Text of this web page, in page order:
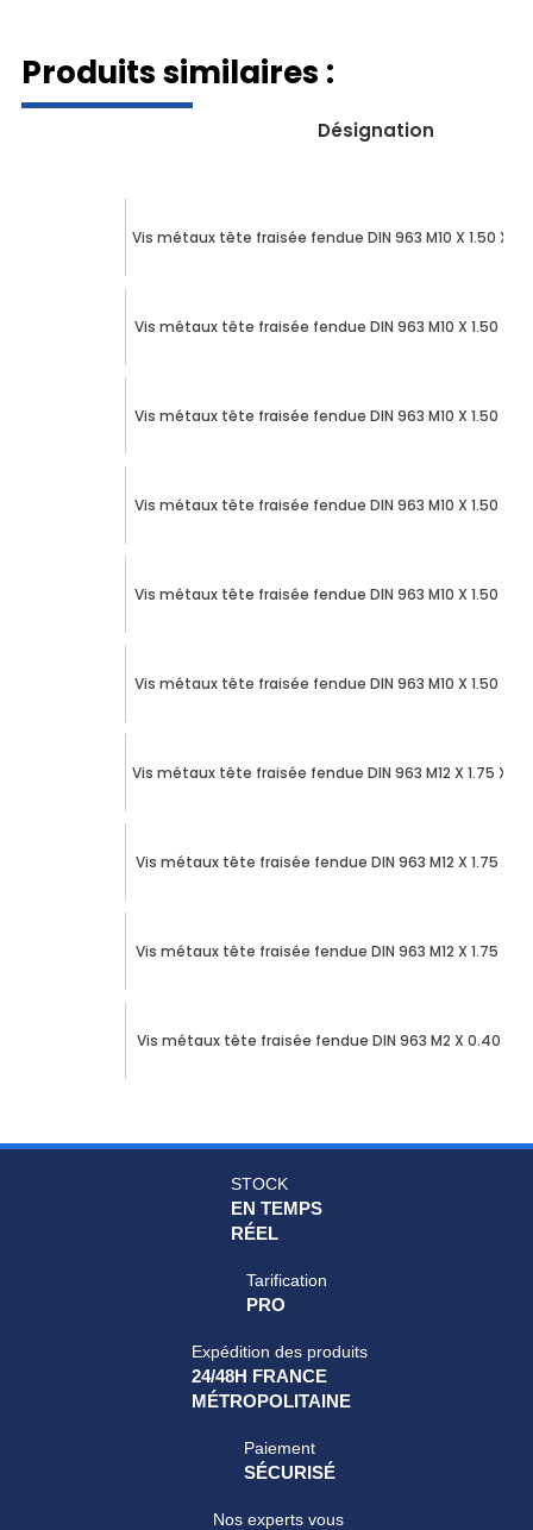
Produits similaires :
Désignation
Vis métaux tête fraisée fendue DIN 963 M10 X 1.50 X
Vis métaux tête fraisée fendue DIN 963 M10 X 1.50 X
Vis métaux tête fraisée fendue DIN 963 M10 X 1.50 X
Vis métaux tête fraisée fendue DIN 963 M10 X 1.50 X
Vis métaux tête fraisée fendue DIN 963 M10 X 1.50 X
Vis métaux tête fraisée fendue DIN 963 M10 X 1.50 X
Vis métaux tête fraisée fendue DIN 963 M12 X 1.75 X
Vis métaux tête fraisée fendue DIN 963 M12 X 1.75 X
Vis métaux tête fraisée fendue DIN 963 M12 X 1.75 X
Vis métaux tête fraisée fendue DIN 963 M2 X 0.40 X
STOCK
EN TEMPS
RÉEL
Tarification
PRO
Expédition des produits
24/48H FRANCE
MÉTROPOLITAINE
Paiement
SÉCURISÉ
Nos experts vous